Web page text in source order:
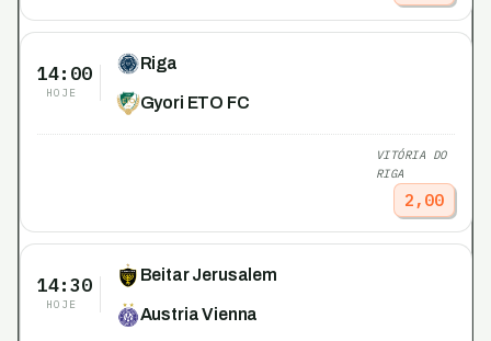
14:00
HOJE
Riga
Gyori ETO FC
VITÓRIA DO
RIGA
2,00
14:30
HOJE
Beitar Jerusalem
Austria Vienna